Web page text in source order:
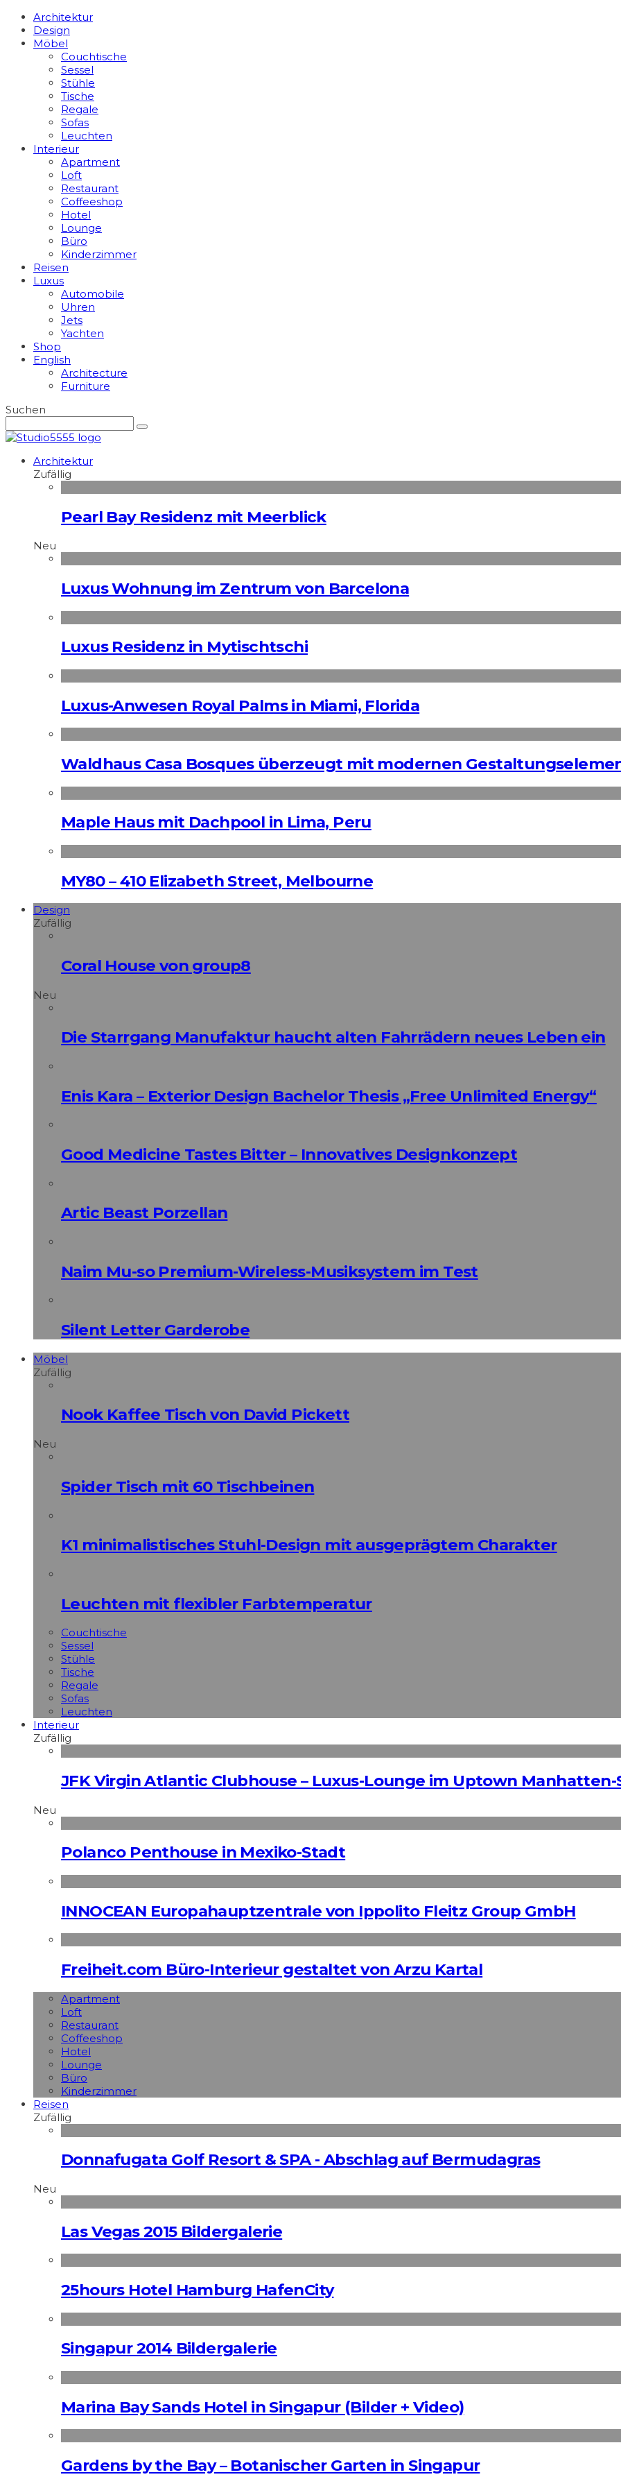
Architektur
Design
Möbel
Couchtische
Sessel
Stühle
Tische
Regale
Sofas
Leuchten
Interieur
Apart­ment
Loft
Restaurant
Coffeeshop
Hotel
Lounge
Büro
Kinderzimmer
Reisen
Luxus
Automobile
Uhren
Jets
Yachten
Shop
English
Architecture
Furniture
Suchen
Architektur
Zufällig
Pearl Bay Residenz mit Meerblick
Neu
Luxus Wohnung im Zentrum von Barcelona
Luxus Residenz in Mytischtschi
Luxus-Anwesen Royal Palms in Miami, Florida
Waldhaus Casa Bosques überzeugt mit modernen
Maple Haus mit Dachpool in Lima, Peru
MY80 – 410 Elizabeth Street, Melbourne
Design
Zufällig
Coral House von group8
Neu
Die Starrgang Manufaktur haucht alten Fahrrädern neues Leben ein
Enis Kara – Exterior Design Bachelor Thesis „Free Unlimited Energy“
Good Medicine Tastes Bitter – Innovatives Designkonzept
Artic Beast Porzellan
Naim Mu-so Premium-Wireless-Musiksystem im Test
Silent Letter Garderobe
Möbel
Zufällig
Nook Kaffee Tisch von David Pickett
Neu
Spider Tisch mit 60 Tischbeinen
K1 minimalistisches Stuhl-Design mit ausgeprägtem Charakter
Leuchten mit flexibler Farbtemperatur
Couchtische
Sessel
Stühle
Tische
Regale
Sofas
Leuchten
Interieur
Zufällig
JFK Virgin Atlantic Clubhouse – Luxus-Lounge im Uptown Manhatten-
Neu
Polanco Penthouse in Mexiko-Stadt
INNOCEAN Europahauptzentrale von Ippolito Fleitz Group GmbH
Freiheit.com Büro-Interieur gestaltet von Arzu Kartal
Apart­ment
Loft
Restaurant
Coffeeshop
Hotel
Lounge
Büro
Kinderzimmer
Reisen
Zufällig
Donnafugata Golf Resort & SPA - Abschlag auf Bermudagras
Neu
Las Vegas 2015 Bildergalerie
25hours Hotel Hamburg HafenCity
Singapur 2014 Bildergalerie
Marina Bay Sands Hotel in Singapur (Bilder + Video)
Gardens by the Bay – Botanischer Garten in Singapur